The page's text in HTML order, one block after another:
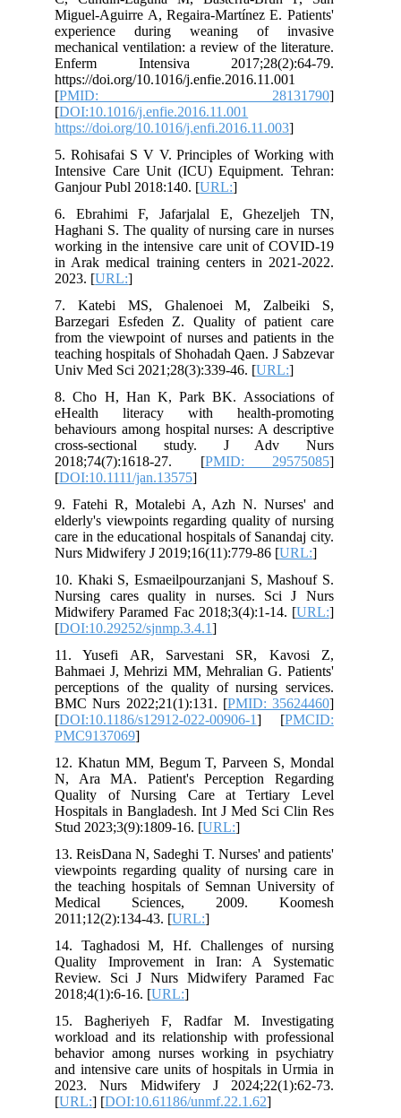
Miguel-Aguirre A, Regaira-Martínez E. Patients'
experience during weaning of invasive
mechanical ventilation: a review of the literature.
Enferm Intensiva 2017;28(2):64-79.
https://doi.org/10.1016/j.enfie.2016.11.001
[PMID: 28131790
[DOI:10.1016/j.enfie.2016.11.001
https://doi.org/10.1016/j.enfi.2016.11.003
5. Rohisafai S V V. Principles of Working with
Intensive Care Unit (ICU) Equipment. Tehran:
Ganjour Publ 2018:140. [URL:
6. Ebrahimi F, Jafarjalal E, Ghezeljeh TN,
Haghani S. The quality of nursing care in nurses
working in the intensive care unit of COVID-19
in Arak medical training centers in 2021-2022.
2023. [URL:
7. Katebi MS, Ghalenoei M, Zalbeiki S,
Barzegari Esfeden Z. Quality of patient care
from the viewpoint of nurses and patients in the
teaching hospitals of Shohadah Qaen. J Sabzevar
Univ Med Sci 2021;28(3):339-46. [URL:
8. Cho H, Han K, Park BK. Associations of
eHealth literacy with health-promoting
behaviours among hospital nurses: A descriptive
cross-sectional study. J Adv Nurs
2018;74(7):1618-27. [PMID: 29575085
[DOI:10.1111/jan.13575
9. Fatehi R, Motalebi A, Azh N. Nurses' and
elderly's viewpoints regarding quality of nursing
care in the educational hospitals of Sanandaj city.
Nurs Midwifery J 2019;16(11):779-86 [URL:
10. Khaki S, Esmaeilpourzanjani S, Mashouf S.
Nursing cares quality in nurses. Sci J Nurs
Midwifery Paramed Fac 2018;3(4):1-14. [URL:
[DOI:10.29252/sjnmp.3.4.1
11. Yusefi AR, Sarvestani SR, Kavosi Z,
Bahmaei J, Mehrizi MM, Mehralian G. Patients'
perceptions of the quality of nursing services.
BMC Nurs 2022;21(1):131. [PMID: 35624460
[DOI:10.1186/s12912-022-00906-1 ] [PMCID:
PMC9137069
12. Khatun MM, Begum T, Parveen S, Mondal
N, Ara MA. Patient's Perception Regarding
Quality of Nursing Care at Tertiary Level
Hospitals in Bangladesh. Int J Med Sci Clin Res
Stud 2023;3(9):1809-16. [URL:
13. ReisDana N, Sadeghi T. Nurses' and patients'
viewpoints regarding quality of nursing care in
the teaching hospitals of Semnan University of
Medical Sciences, 2009. Koomesh
2011;12(2):134-43. [URL:
14. Taghadosi M, Hf. Challenges of nursing
Quality Improvement in Iran: A Systematic
Review. Sci J Nurs Midwifery Paramed Fac
2018;4(1):6-16. [URL:
15. Bagheriyeh F, Radfar M. Investigating
workload and its relationship with professional
behavior among nurses working in psychiatry
and intensive care units of hospitals in Urmia in
2023. Nurs Midwifery J 2024;22(1):62-73.
[URL:] [DOI:10.61186/unmf.22.1.62